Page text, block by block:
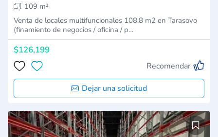
109 m²
Venta de locales multifuncionales 108.8 m2 en Tarasovo
(finamiento de negocios / oficina / p…
$126,199
Recomendar
Dejar una solicitud